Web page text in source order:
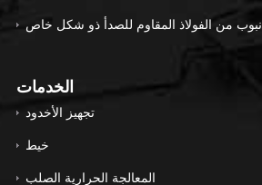
أنبوب من الفولاذ المقاوم للصدأ ذو شكل خاص
الخدمات
تجهيز الأخدود
خيط
المعالجة الحرارية الصلب